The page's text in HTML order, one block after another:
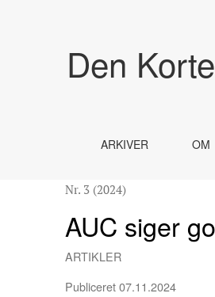
Den
ARKIVER OM
Nr. 3 (2024)
AUC siger
ARTIKLER
Publiceret 07.11.2024